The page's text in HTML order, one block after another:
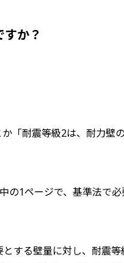
か？
「耐震等級2は、耐力壁
の1ページで、基準法で
する壁量に対し、耐震